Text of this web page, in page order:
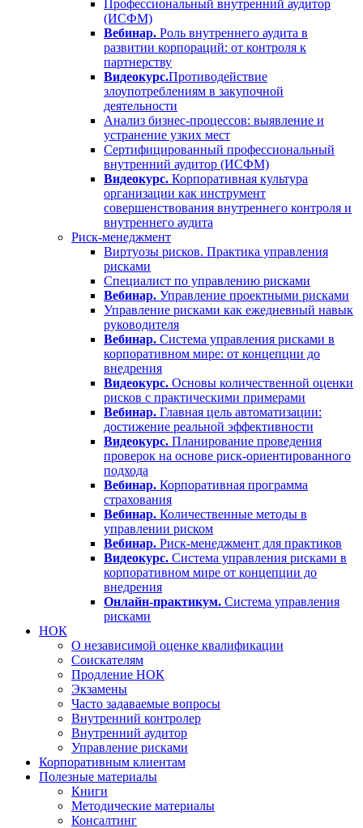
Профессиональный внутренний аудитор
(ИСФМ)
Вебинар. Роль внутреннего аудита в
развитии корпораций: от контроля к
партнерству
Видеокурс.Противодействие
злоупотреблениям в закупочной
деятельности
Анализ бизнес-процессов: выявление и
устранение узких мест
Сертифицированный профессиональный
внутренний аудитор (ИСФМ)
Видеокурс. Корпоративная культура
организации как инструмент
совершенствования внутреннего контроля и
внутреннего аудита
Риск-менеджмент
Виртуозы рисков. Практика управления
рисками
Специалист по управлению рисками
Вебинар. Управление проектными рисками
Управление рисками как ежедневный навык
руководителя
Вебинар. Система управления рисками в
корпоративном мире: от концепции до
внедрения
Видеокурс. Основы количественной оценки
рисков с практическими примерами
Вебинар. Главная цель автоматизации:
достижение реальной эффективности
Видеокурс. Планирование проведения
проверок на основе риск-ориентированного
подхода
Вебинар. Корпоративная программа
страхования
Вебинар. Количественные методы в
управлении риском
Вебинар. Риск-менеджмент для практиков
Видеокурс. Система управления рисками в
корпоративном мире от концепции до
внедрения
Онлайн-практикум. Система управления
рисками
НОК
О независимой оценке квалификации
Соискателям
Продление НОК
Экзамены
Часто задаваемые вопросы
Внутренний контролер
Внутренний аудитор
Управление рисками
Корпоративным клиентам
Полезные материалы
Книги
Методические материалы
Консалтинг